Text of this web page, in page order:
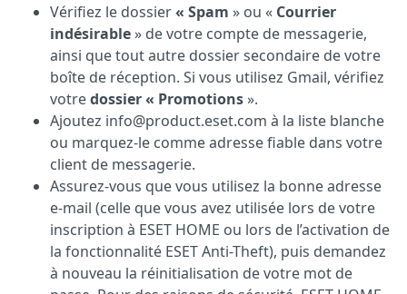
Vérifiez le dossier« Spam » ou « Courrier
indésirable» de votre compte de messagerie,
ainsi que tout autre dossier secondaire de votre
boîte de réception. Si vous utilisez Gmail, vérifiez
votredossier « Promotions».
Ajoutez info@product.eset.com à la liste blanche
ou marquez-le comme adresse fiable dans votre
client de messagerie.
Assurez-vous que vous utilisez la bonne adresse
e-mail (celle que vous avez utilisée lors de votre
inscription à ESET HOME ou lors de l’activation de
la fonctionnalité ESET Anti-Theft), puis demandez
à nouveau la réinitialisation de votre mot de